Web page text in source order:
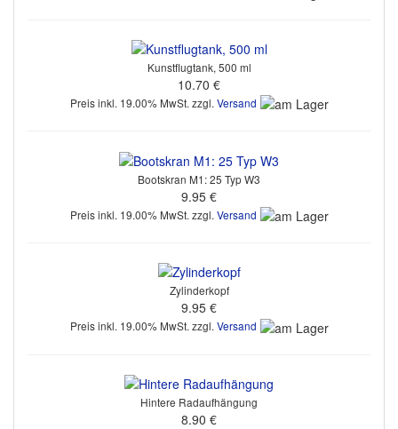
Kunstflugtank, 500 ml
10.70 €
Preis inkl. 19.00% MwSt. zzgl. Versand
Bootskran M1: 25 Typ W3
9.95 €
Preis inkl. 19.00% MwSt. zzgl. Versand
Zylinderkopf
9.95 €
Preis inkl. 19.00% MwSt. zzgl.Versand
Hintere Radaufhängung
8.90 €